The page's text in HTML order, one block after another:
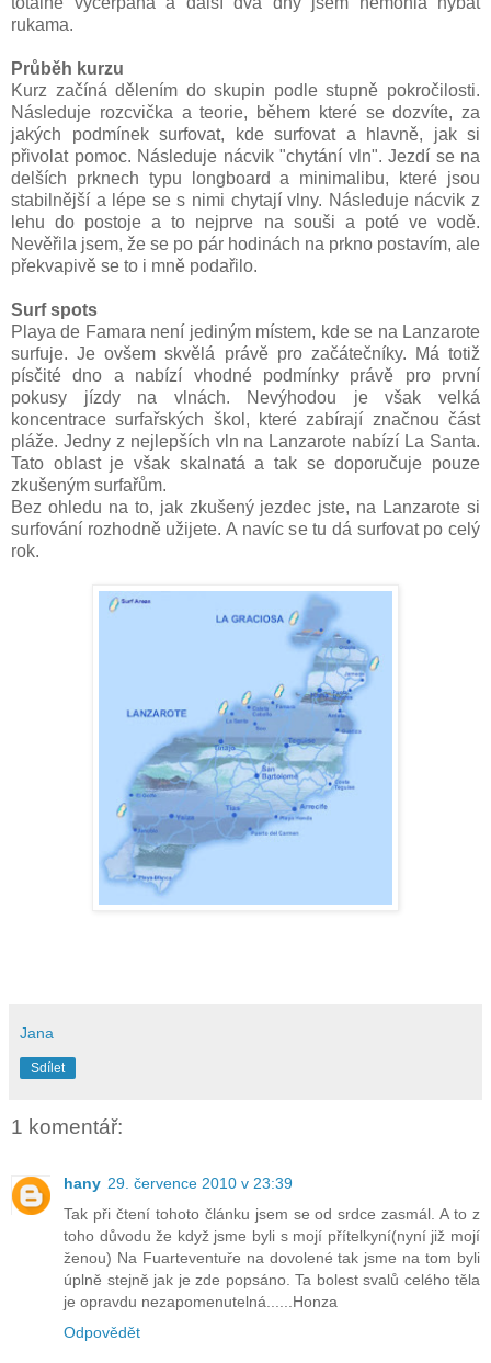
rukama.
Průběh kurzu
Kurz začíná dělením do skupin podle stupně pokročilosti.
Následuje rozcvička a teorie, během které se dozvíte, za
jakých podmínek surfovat, kde surfovat a hlavně, jak si
přivolat pomoc. Následuje nácvik "chytání vln". Jezdí se na
delších prknech typu
longboard a minimalibu, které jsou
stabilnější a lépe se s nimi chytají vlny. Následuje nácvik z
lehu do postoje a to nejprve na souši a poté ve vodě.
Nevěřila jsem, že se po pár hodinách na prkno postavím, ale
překvapivě se to i mně podařilo.
Surf spots
Playa de Famara není jediným místem, kde se na Lanzarote
surfuje. Je ovšem skvělá právě pro začátečníky. Má totiž
písčité dno a nabízí vhodné podmínky právě pro první
pokusy jízdy na vlnách. Nevýhodou je však velká
koncentrace surfařských škol, které zabírají značnou část
pláže. Jedny z nejlepších vln na Lanzarote nabízí La Santa.
Tato oblast je však skalnatá a tak se doporučuje pouze
zkušeným surfařům.
Bez ohledu na to, jak zkušený jezdec jste, na Lanzarote si
surfování rozhodně užijete. A navíc se tu dá surfovat po celý
rok.
Jana
Sdílet
1 komentář:
hany 29. července 2010 v 23:39
Tak při čtení tohoto článku jsem se od srdce zasmál. A to z
toho důvodu že když jsme byli s mojí přítelkyní(nyní již mojí
ženou) Na Fuarteventuře na dovolené tak jsme na tom byli
úplně stejně jak je zde popsáno. Ta bolest svalů celého těla
je opravdu nezapomenutelná......Honza
Odpovědět